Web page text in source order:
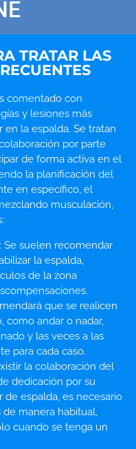
TRATAR LAS
comentado con
y lesiones más
la espalda. Se tratan
por parte
de forma activa en el
la planificación del
en específico, el
musculación,
: Se suelen recomendar
la espalda,
de la zona
que se realicen
como andar o nadar,
y las veces a las
para cada caso.
la colaboración del
dedicación por su
de espalda, es necesario
manera habitual,
cuando se tenga un